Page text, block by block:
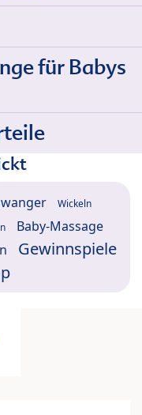
für Babys
Wickeln
Baby-Massage
Gewinnspiele